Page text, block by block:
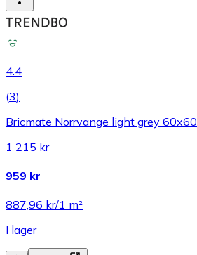
4.4
(3)
Bricmate Norrvange light grey 60x60
1 215 kr
959 kr
887,96 kr/1 m²
I lager